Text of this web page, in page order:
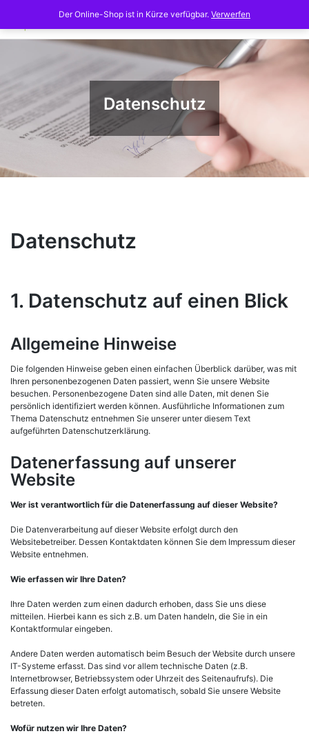
content
Datenschutz
Datenschutz
1. Datenschutz auf einen Blick
Allgemeine Hinweise
Die folgenden Hinweise geben einen einfachen Überblick darüber, was mit
Ihren personenbezogenen Daten passiert, wenn Sie unsere Website
besuchen. Personenbezogene Daten sind alle Daten, mit denen Sie
persönlich identifiziert werden können. Ausführliche Informationen zum
Thema Datenschutz entnehmen Sie unserer unter diesem Text
aufgeführten Datenschutzerklärung.
Datenerfassung auf unserer
Website
Wer ist verantwortlich für die Datenerfassung auf dieser Website?
Die Datenverarbeitung auf dieser Website erfolgt durch den
Websitebetreiber. Dessen Kontaktdaten können Sie dem Impressum dieser
Website entnehmen.
Wie erfassen wir Ihre Daten?
Ihre Daten werden zum einen dadurch erhoben, dass Sie uns diese
mitteilen. Hierbei kann es sich z.B. um Daten handeln, die Sie in ein
Kontaktformular eingeben.
Andere Daten werden automatisch beim Besuch der Website durch unsere
IT-Systeme erfasst. Das sind vor allem technische Daten (z.B.
Internetbrowser, Betriebssystem oder Uhrzeit des Seitenaufrufs). Die
Erfassung dieser Daten erfolgt automatisch, sobald Sie unsere Website
betreten.
Wofür nutzen wir Ihre Daten?
Der Online-Shop ist in Kürze verfügbar. Verwerfen